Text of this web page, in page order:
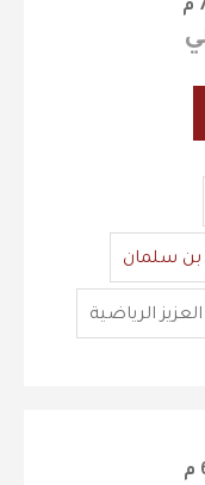
بن سلمان
الرياضية